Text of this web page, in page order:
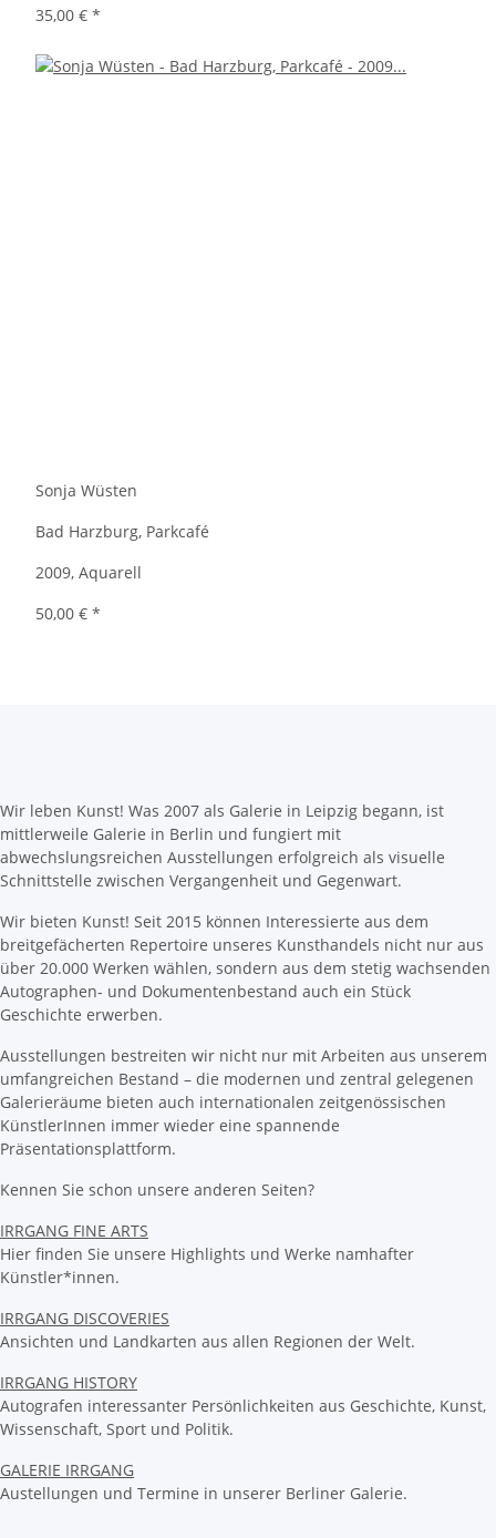
35,00 € *
Sonja Wüsten
Bad Harzburg, Parkcafé
2009, Aquarell
50,00 € *
Wir leben Kunst! Was 2007 als Galerie in Leipzig begann, ist
mittlerweile Galerie in Berlin und fungiert mit
abwechslungsreichen Ausstellungen erfolgreich als visuelle
Schnittstelle zwischen Vergangenheit und Gegenwart.
Wir bieten Kunst! Seit 2015 können Interessierte aus dem
breitgefächerten Repertoire unseres Kunsthandels nicht nur aus
über 20.000 Werken wählen, sondern aus dem stetig wachsenden
Autographen- und Dokumentenbestand auch ein Stück
Geschichte erwerben.
Ausstellungen bestreiten wir nicht nur mit Arbeiten aus unserem
umfangreichen Bestand – die modernen und zentral gelegenen
Galerieräume bieten auch internationalen zeitgenössischen
KünstlerInnen immer wieder eine spannende
Präsentationsplattform.
Kennen Sie schon unsere anderen Seiten?
IRRGANG FINE ARTS
Hier finden Sie unsere Highlights und Werke namhafter
Künstler*innen.
IRRGANG DISCOVERIES
Ansichten und Landkarten aus allen Regionen der Welt.
IRRGANG HISTORY
Autografen interessanter Persönlichkeiten aus Geschichte, Kunst,
Wissenschaft, Sport und Politik.
GALERIE IRRGANG
Austellungen und Termine in unserer Berliner Galerie.